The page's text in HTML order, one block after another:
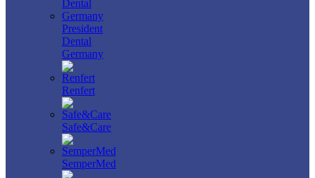
President
Dental
Germany
Renfert
Safe&Care
SemperMed